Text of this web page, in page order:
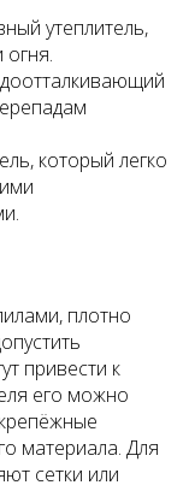
утеплитель,
который легко
плотно
привести к
его можно
материала. Для
сетки или